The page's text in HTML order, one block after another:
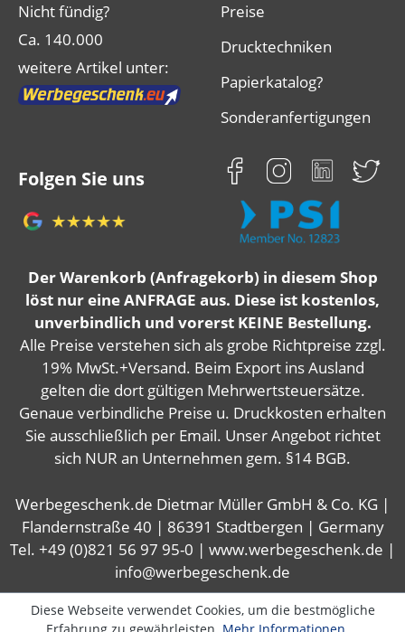
Nicht fündig?
Ca. 140.000
weitere Artikel unter:
Preise
Drucktechniken
Papierkatalog?
Sonderanfertigungen
Folgen Sie uns
Der Warenkorb (Anfragekorb) in diesem Shop
löst nur eine ANFRAGE aus. Diese ist kostenlos,
unverbindlich und vorerst KEINE Bestellung.
Alle Preise verstehen sich als grobe Richtpreise zzgl.
19% MwSt.+Versand. Beim Export ins Ausland
gelten die dort gültigen Mehrwertsteuersätze.
Genaue verbindliche Preise u. Druckkosten erhalten
Sie ausschließlich per Email. Unser Angebot richtet
sich NUR an Unternehmen gem. §14 BGB.
Werbegeschenk.de Dietmar Müller GmbH & Co. KG |
Flandernstraße 40 | 86391 Stadtbergen | Germany
Tel. +49 (0)821 56 97 95-0 | www.werbegeschenk.de |
info@werbegeschenk.de
Diese Webseite verwendet Cookies, um die bestmögliche